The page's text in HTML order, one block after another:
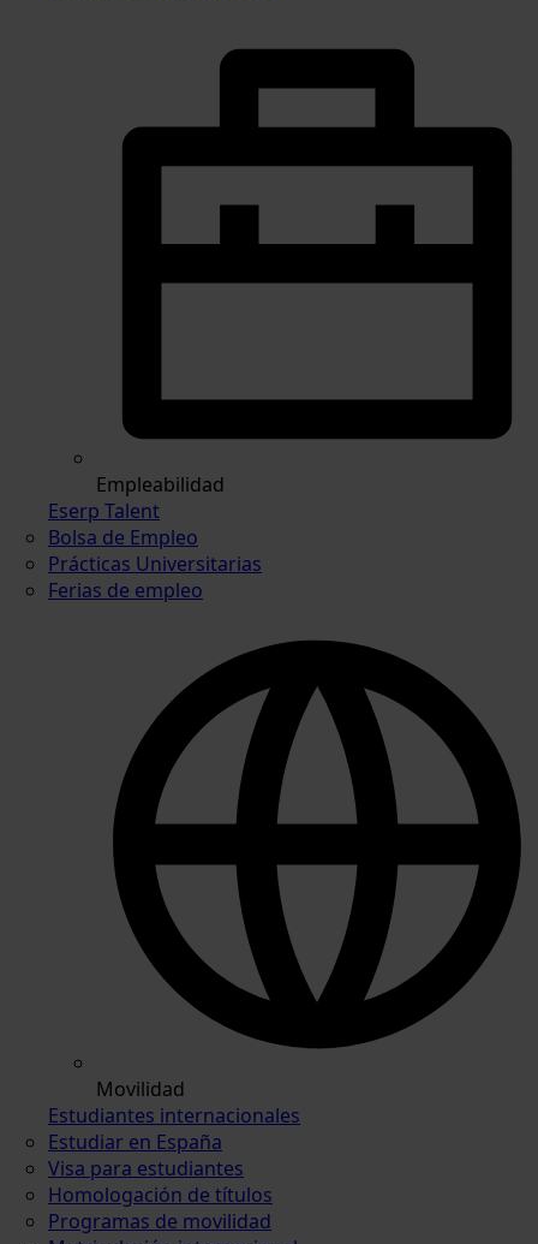
Empleabilidad
Eserp Talent
Bolsa de Empleo
Prácticas Universitarias
Ferias de empleo
Movilidad
Estudiantes internacionales
Estudiar en España
Visa para estudiantes
Homologación de títulos
Programas de movilidad